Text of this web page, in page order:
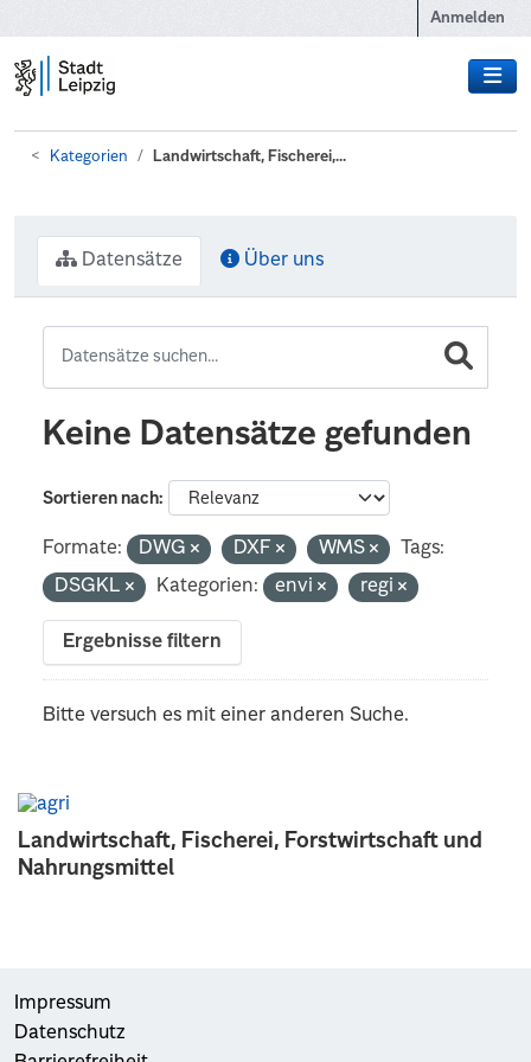
Anmelden
Kategorien Landwirtschaft, Fischerei,...
Landwirtschaft, Fischerei, Forstwirtschaft und
Nahrungsmittel
Datensätze Über uns
Keine Datensätze gefunden
Sortieren nach
Formate: DWG DXF WMS
Tags:
DSGKL
Kategorien: envi regi
Ergebnisse filtern
Bitte versuch es mit einer anderen Suche.
Impressum
Datenschutz